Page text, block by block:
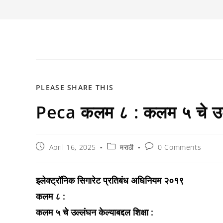
PLEASE SHARE THIS
THIS
Peca कलम ८ : कलम ५ चे
PostApril 16, 2025
Postमराठी
Post0 Comments
इलेक्ट्रॉनिक सिगारेट प्रतिबंध अधिनियम २०१९
कलम ८ :
कलम ५ चे उल्लंघन केल्याबद्दल शिक्षा :